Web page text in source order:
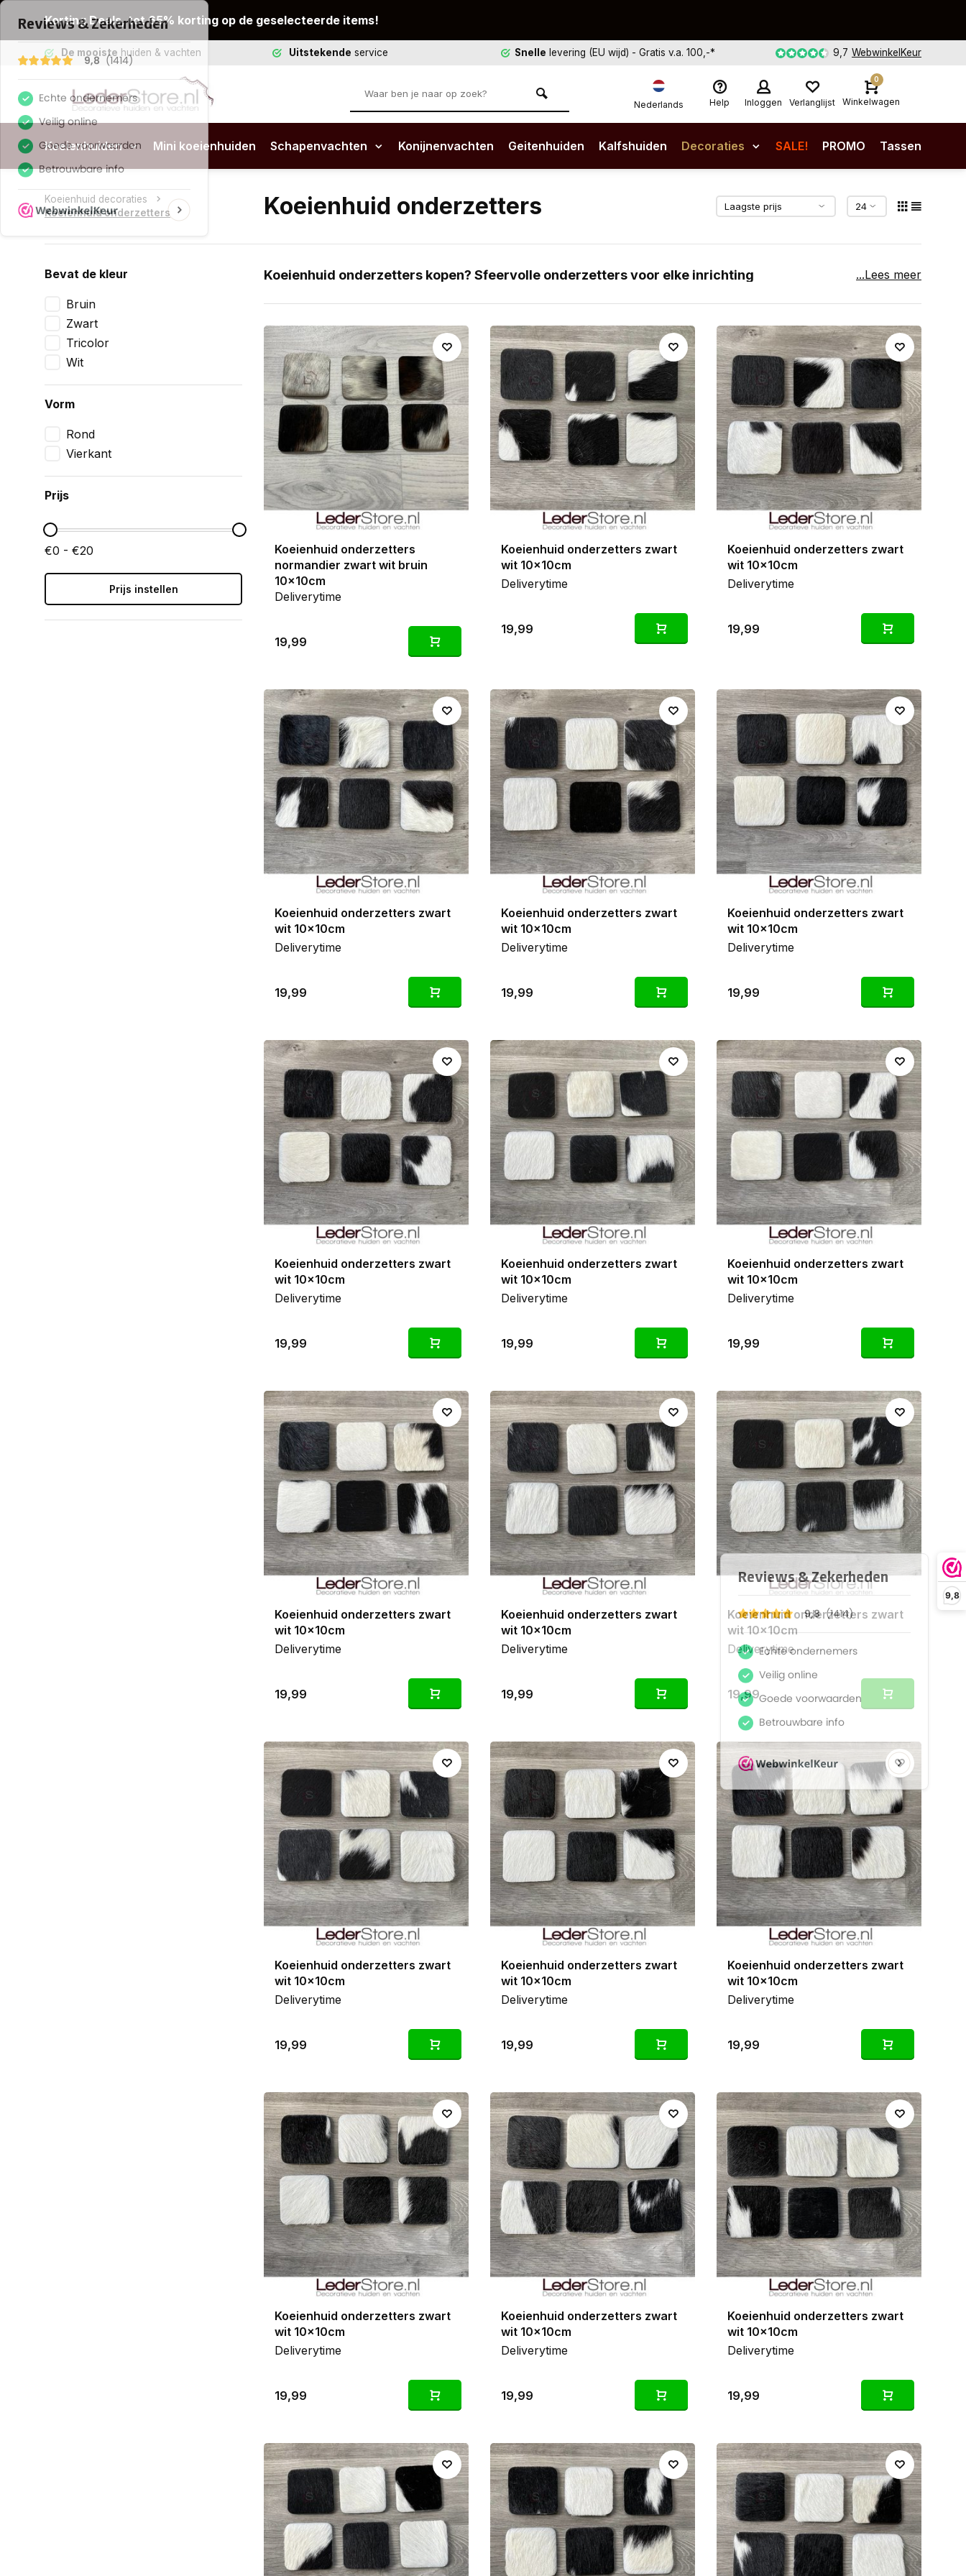
9,8
Korting Deals, tot 65% korting op de geselecteerde items!
De mooiste huiden & vachten Uitstekende service Snelle levering (EU wijd) - Gratis v.a. 100,-* 9,7 WebwinkelKeur
Nederlands Help Inloggen Verlanglijst
0
Winkelwagen
Koeienhuiden Mini koeienhuiden Schapenvachten Konijnenvachten Geitenhuiden Kalfshuiden Decoraties SALE! PROMO Tassen
Koeienhuid decoraties
Koeienhuid onderzetters
Koeienhuid onderzetters
Bevat de kleur
Bruin
Zwart
Tricolor
Wit
Vorm
Rond
Vierkant
Prijs
€0 - €20
Prijs instellen
Koeienhuid onderzetters kopen? Sfeervolle onderzetters voor elke inrichting
Koeienhuid onderzetters maken je interieur compleet en houden je tafel mooi schoon. Met hun unieke natuurlijke
tafel beschermen tegen kringen en vlekken. Ze zijn gestanst uit premium koeienhuiden en hebben een stevige lederen
onderlaag, zodat je echt solide, luxe onderzetters in huis haalt.
Een setje koeienhuid onderzetters is ook ideaal als cadeau, en mooi te combineren met een grote koeienhuid , een
mini
koeienhuidof bijpassendekoeienhuid kussens.
...Lees meer
Koeienhuid onderzetters
normandier zwart wit bruin
10x10cm
Deliverytime
19,99
Koeienhuid onderzetters zwart
wit 10x10cm
Deliverytime
19,99
Koeienhuid onderzetters zwart
wit 10x10cm
Deliverytime
19,99
Koeienhuid onderzetters zwart
wit 10x10cm
Deliverytime
19,99
Koeienhuid onderzetters zwart
wit 10x10cm
Deliverytime
19,99
Koeienhuid onderzetters zwart
wit 10x10cm
Deliverytime
19,99
Koeienhuid onderzetters zwart
wit 10x10cm
Deliverytime
19,99
Koeienhuid onderzetters zwart
wit 10x10cm
Deliverytime
19,99
Koeienhuid onderzetters zwart
wit 10x10cm
Deliverytime
19,99
Koeienhuid onderzetters zwart
wit 10x10cm
Deliverytime
19,99
Koeienhuid onderzetters zwart
wit 10x10cm
Deliverytime
19,99
Koeienhuid onderzetters zwart
wit 10x10cm
Deliverytime
19,99
Koeienhuid onderzetters zwart
wit 10x10cm
Deliverytime
19,99
Koeienhuid onderzetters zwart
wit 10x10cm
Deliverytime
19,99
Koeienhuid onderzetters zwart
wit 10x10cm
Deliverytime
19,99
Koeienhuid onderzetters zwart
wit 10x10cm
Deliverytime
19,99
Koeienhuid onderzetters zwart
wit 10x10cm
Deliverytime
19,99
Koeienhuid onderzetters zwart
wit 10x10cm
Deliverytime
19,99